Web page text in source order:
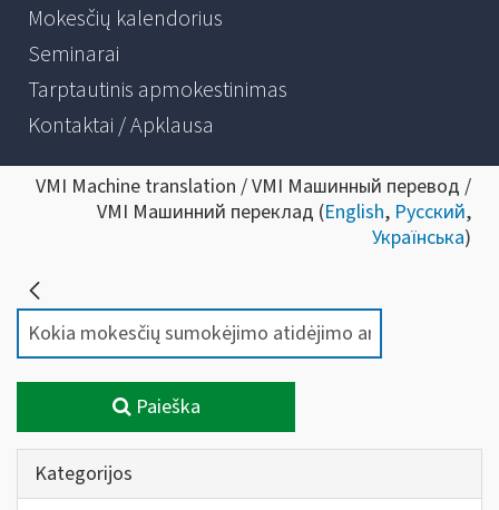
Mokesčių kalendorius
Seminarai
Tarptautinis apmokestinimas
Kontaktai / Apklausa
VMI Machine translation / VMI Машинный перевод /
VMI Машинний переклад (English, Русский,
Українська)
Paieška
Kategorijos